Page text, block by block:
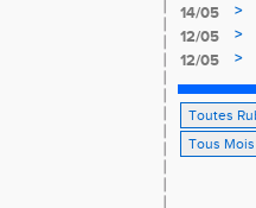
14/05
>
12/05
>
12/05
>